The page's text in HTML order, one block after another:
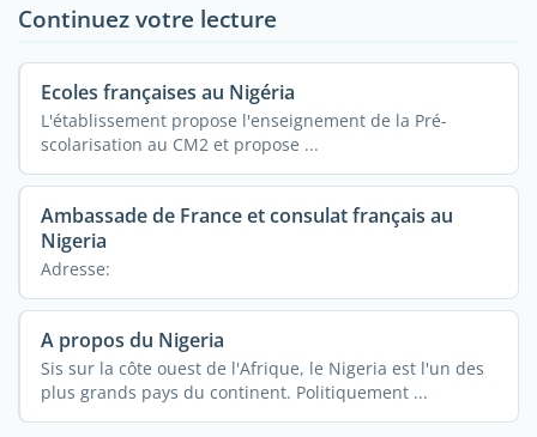
Continuez votre lecture
Ecoles françaises au Nigéria
L'établissement propose l'enseignement de la Pré-
scolarisation au CM2 et propose ...
Ambassade de France et consulat français au
Nigeria
Adresse:
A propos du Nigeria
Sis sur la côte ouest de l'Afrique, le Nigeria est l'un des
plus grands pays du continent. Politiquement ...